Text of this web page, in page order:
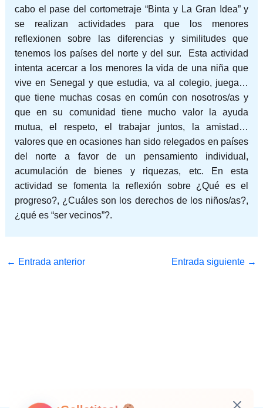
cabo el pase del cortometraje “Binta y La Gran Idea” y
se realizan actividades para que los menores
reflexionen sobre las diferencias y similitudes que
tenemos los países del norte y del sur. Esta actividad
intenta acercar a los menores la vida de una niña que
vive en Senegal y que estudia, va al colegio, juega…
que tiene muchas cosas en común con nosotros/as y
que en su comunidad tiene mucho valor la ayuda
mutua, el respeto, el trabajar juntos, la amistad…
valores que en ocasiones han sido relegados en países
del norte a favor de un pensamiento individual,
acumulación de bienes y riquezas, etc. En esta
actividad se fomenta la reflexión sobre ¿Qué es el
progreso?, ¿Cuáles son los derechos de los niños/as?,
¿qué es “ser vecinos”?.
← Entrada anterior Entrada siguiente →